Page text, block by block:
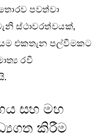
පවත්වා
ස්ථාවරත්වයක්,
එකතැන පල්වීමකට
රවී
සහ මහ
කිරීම